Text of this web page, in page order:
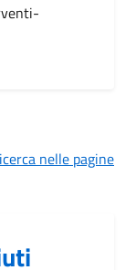
nelle pagine